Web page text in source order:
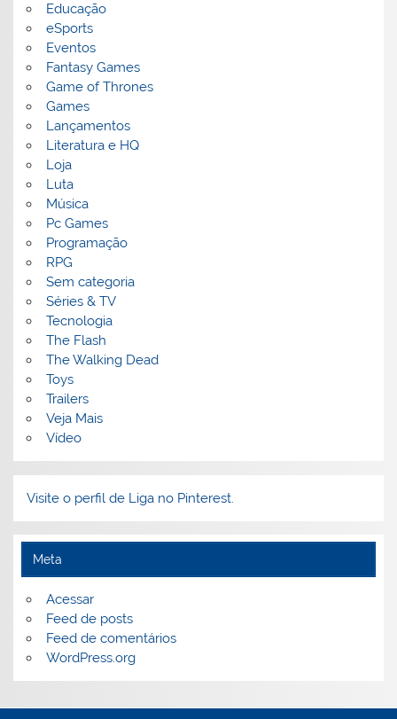
Educação
eSports
Eventos
Fantasy Games
Game of Thrones
Games
Lançamentos
Literatura e HQ
Loja
Luta
Música
Pc Games
Programação
RPG
Sem categoria
Séries & TV
Tecnologia
The Flash
The Walking Dead
Toys
Trailers
Veja Mais
Vídeo
Visite o perfil de Liga no Pinterest.
Meta
Acessar
Feed de posts
Feed de comentários
WordPress.org